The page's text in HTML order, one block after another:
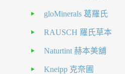
gloMinerals 葛羅氏
RAUSCH 羅氏草本
Naturtint 赫本美舖
Kneipp 克奈圃